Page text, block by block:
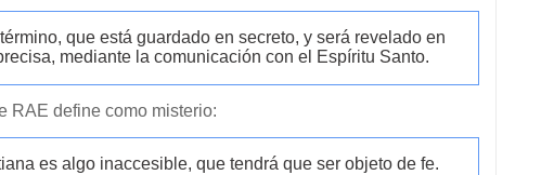
que está guardado en secreto, y será revelado en
mediante la comunicación con el Espíritu Santo.
RAE define como misterio:
es algo inaccesible, que tendrá que ser objeto de fe.